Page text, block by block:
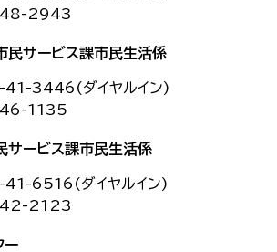
48-2943
民サービス課市民生活係
41-3446(ダイヤルイン)
46-1135
サービス課市民生活係
41-6516(ダイヤルイン)
42-2123
ー